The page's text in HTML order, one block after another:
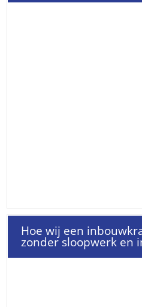
Hoe wij een
zonder sloopwerk en